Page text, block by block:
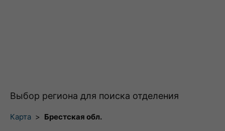
Выбор региона для поиска отделения
Карта > Брестская обл.